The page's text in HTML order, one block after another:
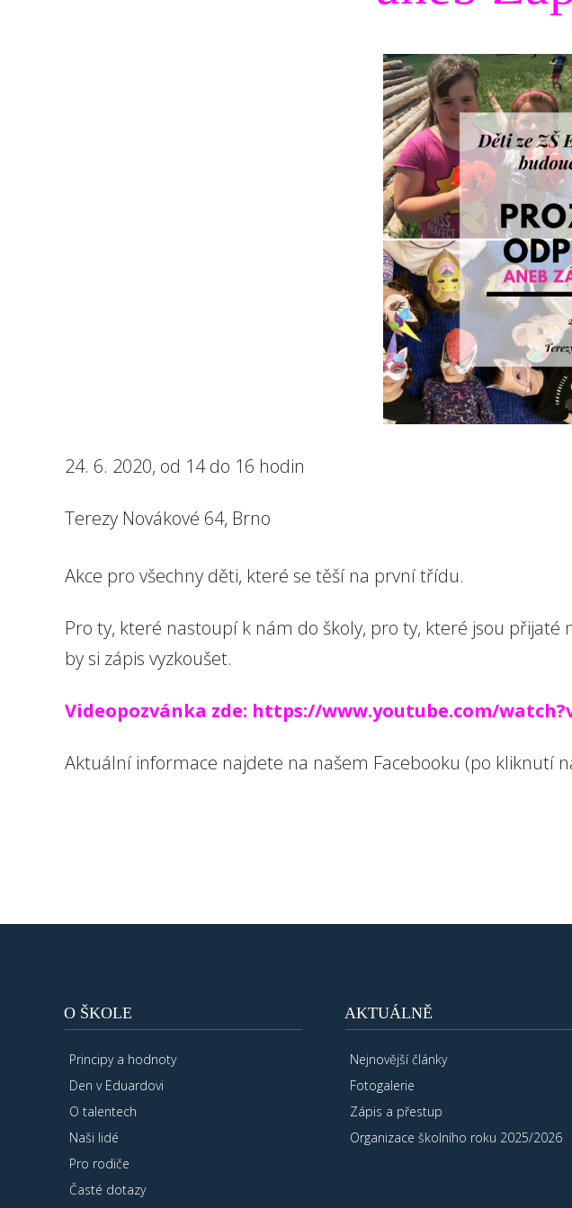
24. 6. 2020, od 14 do 16 hodin
Terezy Novákové 64, Brno
Akce pro všechny děti, které se těší na první třídu.
Pro ty, které nastoupí k nám do školy, pro ty, které jsou
by si zápis vyzkoušet.
Videopozvánka zde: https://www.youtube.com/
Aktuální informace najdete na našem Facebooku (po kliknutí
O ŠKOLE
Principy a hodnoty
Den v Eduardovi
O talentech
Naši lidé
Pro rodiče
Časté dotazy
AKTUÁLNĚ
Nejnovější články
Fotogalerie
Zápis a přestup
Organizace školního roku 2025/2026